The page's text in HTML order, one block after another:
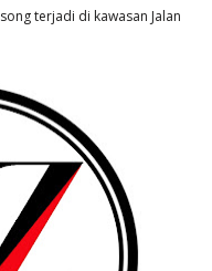
terjadi di kawasan Jalan